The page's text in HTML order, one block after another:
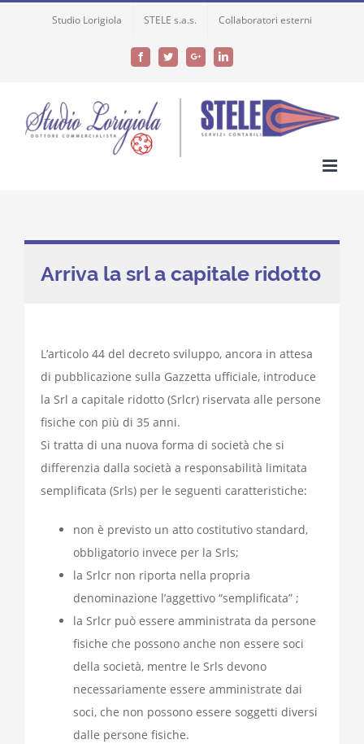
Studio Lorigiola STELE s.a.s. Collaboratori esterni
FacebookTwitterGoogle+LinkedIn
Arriva la srl a capitale ridotto
L’articolo 44 del decreto sviluppo, ancora in attesa
di pubblicazione sulla Gazzetta ufficiale, introduce
la Srl a capitale ridotto (Srlcr) riservata alle persone
fisiche con più di 35 anni.
Si tratta di una nuova forma di società che si
differenzia dalla società a responsabilità limitata
semplificata (Srls) per le seguenti caratteristiche:
non è previsto un atto costitutivo standard,
obbligatorio invece per la Srls;
la Srlcr non riporta nella propria
denominazione l’aggettivo “semplificata” ;
la Srlcr può essere amministrata da persone
fisiche che possono anche non essere soci
della società, mentre le Srls devono
necessariamente essere amministrate dai
soci, che non possono essere soggetti diversi
dalle persone fisiche.